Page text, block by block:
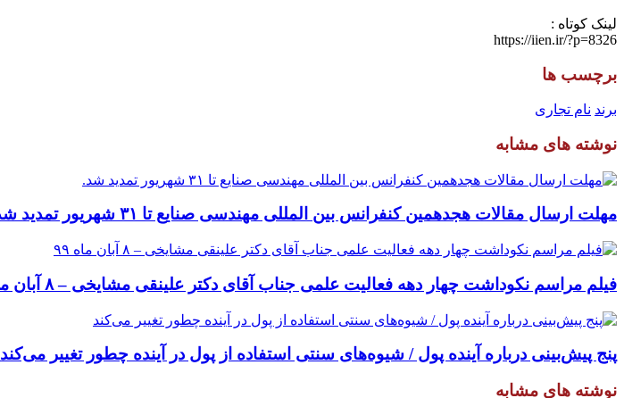
لینک کوتاه :
https://iien.ir/?p=8326
برچسب ها
برند نام تجاری
نوشته های مشابه
مهلت ارسال مقالات هجدهمین کنفرانس بین المللی مهندسی صنایع تا ۳۱ شهریور تمدید شد.
فیلم مراسم نکوداشت چهار دهه فعالیت علمی جناب آقای دکتر علینقی مشایخی – ۸ آبان ماه ۹۹
پنج پیش‌بینی درباره آینده پول / شیوه‌های سنتی استفاده از پول در آینده چطور تغییر می‌کند
نوشته های مشابه